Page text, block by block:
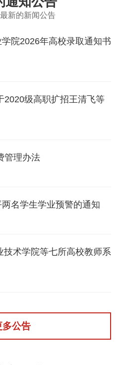
新的新闻公告
院2026年高校录取通知书
2020级高职扩招王清飞等
管理办法
名学生学业预警的通知
技术学院等七所高校教师系
多公告